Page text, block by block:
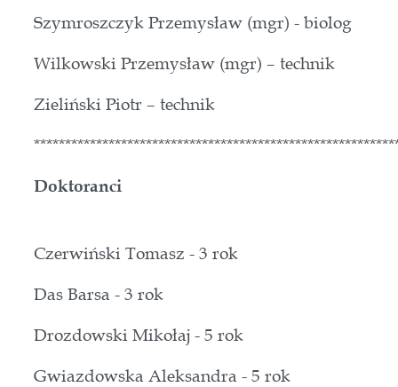
Szymroszczyk Przemysław (mgr) - biolog
Wilkowski Przemysław (mgr) – technik
Zieliński Piotr – technik
Doktoranci
Czerwiński Tomasz - 3 rok
Das Barsa - 3 rok
Drozdowski Mikołaj - 5 rok
Gwiazdowska Aleksandra - 5 rok